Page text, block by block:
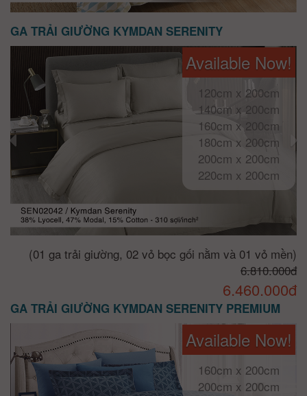
GA TRẢI GIƯỜNG KYMDAN SERENITY
Available Now!
120cm x 200cm
140cm x 200cm
160cm x 200cm
180cm x 200cm
200cm x 200cm
220cm x 200cm
(01 ga trải giường, 02 vỏ bọc gối nằm và 01 vỏ mền)
6.810.000đ
6.460.000đ
GA TRẢI GIƯỜNG KYMDAN SERENITY PREMIUM
Available Now!
160cm x 200cm
200cm x 200cm